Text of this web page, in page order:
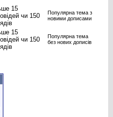
Популярна тема з
новими дописами
Популярна тема
без нових дописів